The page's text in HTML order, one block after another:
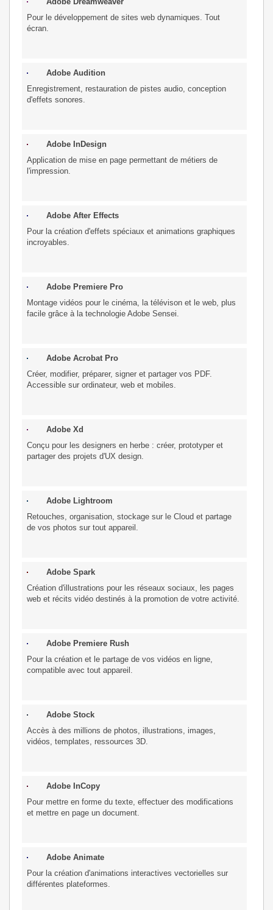
Pour le développement de sites web dynamiques. Tout
écran.
Adobe Audition
Enregistrement, restauration de pistes audio, conception
d'effets sonores.
Adobe InDesign
Application de mise en page permettant de métiers de
l'impression.
Adobe After Effects
Pour la création d'effets spéciaux et animations graphiques
incroyables.
Adobe Premiere Pro
Montage vidéos pour le cinéma, la télévison et le web, plus
facile grâce à la technologie Adobe Sensei.
Adobe Acrobat Pro
Créer, modifier, préparer, signer et partager vos PDF.
Accessible sur ordinateur, web et mobiles.
Adobe Xd
Conçu pour les designers en herbe : créer, prototyper et
partager des projets d'UX design.
Adobe Lightroom
Retouches, organisation, stockage sur le Cloud et partage
de vos photos sur tout appareil.
Adobe Spark
Création d'illustrations pour les réseaux sociaux, les pages
web et récits vidéo destinés à la promotion de votre activité.
Adobe Premiere Rush
Pour la création et le partage de vos vidéos en ligne,
compatible avec tout appareil.
Adobe Stock
Accès à des millions de photos, illustrations, images,
vidéos, templates, ressources 3D.
Adobe InCopy
Pour mettre en forme du texte, effectuer des modifications
et mettre en page un document.
Adobe Animate
Pour la création d'animations interactives vectorielles sur
différentes plateformes.